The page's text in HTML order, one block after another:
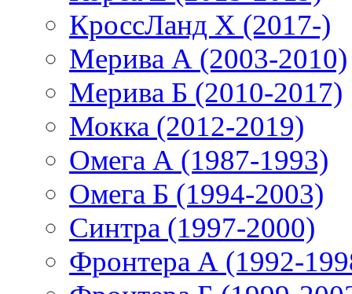
КроссЛанд X (2017-)
Мерива А (2003-2010)
Мерива Б (2010-2017)
Мокка (2012-2019)
Омега А (1987-1993)
Омега Б (1994-2003)
Синтра (1997-2000)
Фронтера А (1992-